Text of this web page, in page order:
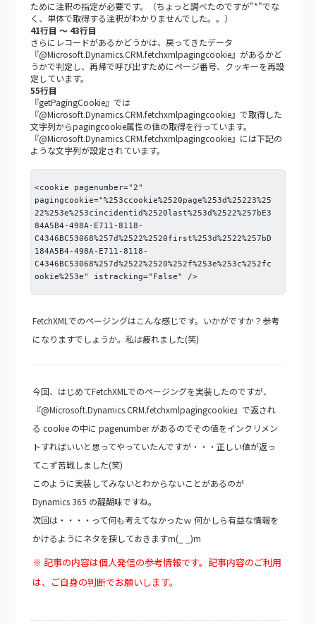
ために注釈の指定が必要です。（ちょっと調べたのですが"*"でな
く、単体で取得する注釈がわかりませんでした。。）
41行目 ～ 43行目
さらにレコードがあるかどうかは、戻ってきたデータ
『@Microsoft.Dynamics.CRM.fetchxmlpagingcookie』があるかど
うかで判定し、再帰で呼び出すためにページ番号、クッキーを再設
定しています。
55行目
『getPagingCookie』では
『@Microsoft.Dynamics.CRM.fetchxmlpagingcookie』で取得した
文字列からpagingcookie属性の値の取得を行っています。
『@Microsoft.Dynamics.CRM.fetchxmlpagingcookie』には下記の
ような文字列が設定されています。
<cookie pagenumber="2"
pagingcookie="%253ccookie%2520page%253d%25223%25
22%253e%253cincidentid%2520last%253d%2522%257bE3
84A5B4-498A-E711-8118-
C4346BC53068%257d%2522%2520first%253d%2522%257bD
184A5B4-498A-E711-8118-
C4346BC53068%257d%2522%2520%252f%253e%253c%252fc
ookie%253e" istracking="False" />
FetchXMLでのページングはこんな感じです。いかがですか？参考
になりますでしょうか。私は疲れました(笑)
今回、はじめてFetchXMLでのページングを実装したのですが、
『@Microsoft.Dynamics.CRM.fetchxmlpagingcookie』で返され
る cookie の中に pagenumber があるのでその値をインクリメン
トすればいいと思ってやっていたんですが・・・正しい値が返っ
てこず苦戦しました(笑)
このように実装してみないとわからないことがあるのが
Dynamics 365 の醍醐味ですね。
次回は・・・・って何も考えてなかったｗ 何かしら有益な情報を
かけるようにネタを探しておきますm(_ _)m
※ 記事の内容は個人発信の参考情報です。記事内容のご利用
は、ご自身の判断でお願いします。